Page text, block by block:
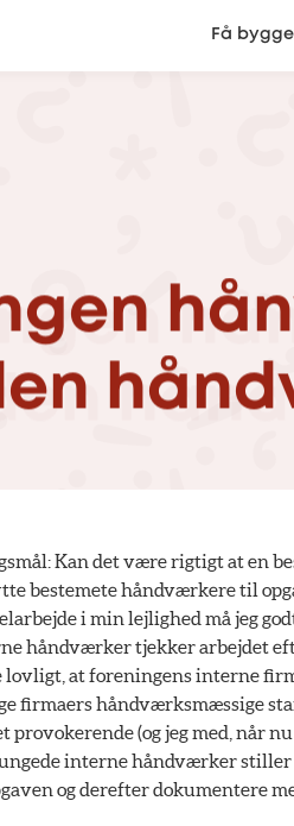
Få
Kan det være rigtigt at en
bestemete håndværkere til
i min lejlighed må jeg
håndværker tjekker arbejdet
at foreningens interne
firmaers håndværksmæssige
provokerende (og jeg med, når
interne håndværker stiller
og derefter dokumentere